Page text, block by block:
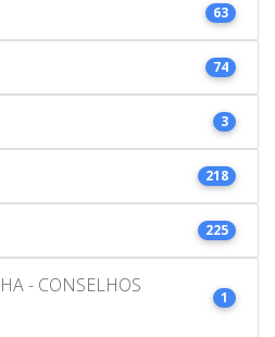
63
74
3
218
225
- CONSELHOS
1